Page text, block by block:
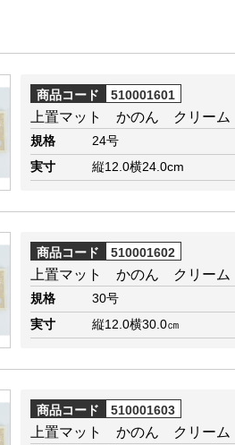
商品コード 510001601
上置マット かのん クリーム
規格
24号
実寸
縦12.0横24.0cm
商品コード 510001602
上置マット かのん クリーム
規格
30号
実寸
縦12.0横30.0㎝
商品コード 510001603
上置マット かのん クリーム